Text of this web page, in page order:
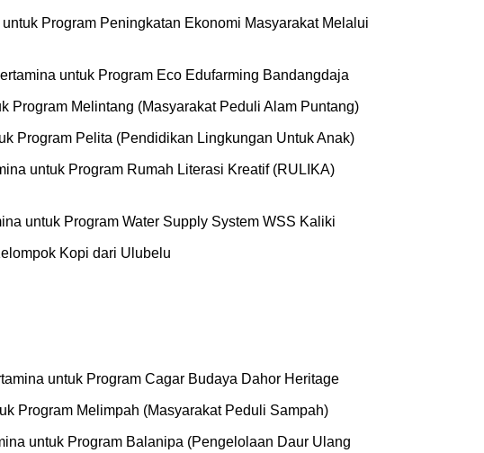
Program Peningkatan Ekonomi Masyarakat Melalui
untuk Program Eco Edufarming Bandangdaja
Program Melintang (Masyarakat Peduli Alam Puntang)
Program Pelita (Pendidikan Lingkungan Untuk Anak)
untuk Program Rumah Literasi Kreatif (RULIKA)
untuk Program Water Supply System WSS Kaliki
Kopi dari Ulubelu
untuk Program Cagar Budaya Dahor Heritage
Program Melimpah (Masyarakat Peduli Sampah)
untuk Program Balanipa (Pengelolaan Daur Ulang